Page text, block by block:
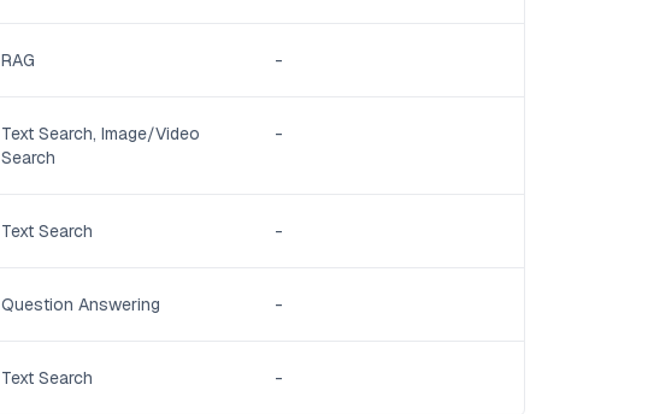
RAG -
Text Search, Image/Video
Search
-
Text Search -
Question Answering -
Text Search -